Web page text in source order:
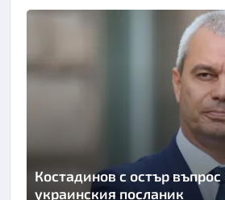
Костадинов с остър
украинския посланик